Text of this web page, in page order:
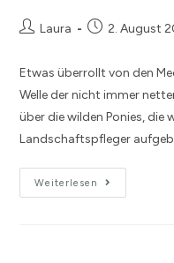
Laura 2. August
Etwas überrollt von den
Welle der nicht immer
über die wilden Ponies, die
Landschaftspfleger
Weiterlesen